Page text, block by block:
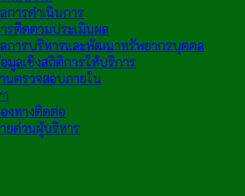
การดำเนินการ
รติดตามประเมินผล
การบริหารและพัฒนาทรัพยากรบุคคล
มูลเชิงสถิติการให้บริการ
นตรวจสอบภายใน
งทางติดต่อ
ยด่วนผู้บริหาร